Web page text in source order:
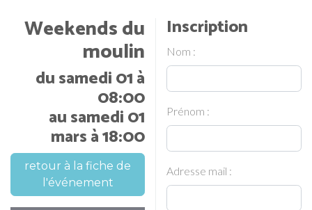
Weekends du
moulin
du samedi 01 à
08:00
au samedi 01
mars à 18:00
retour à la fiche de
l'événement
Inscription
Nom :
Prénom :
Adresse mail :